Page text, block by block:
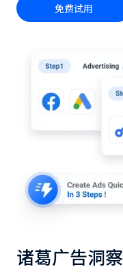
免费试用
诸葛广告洞察